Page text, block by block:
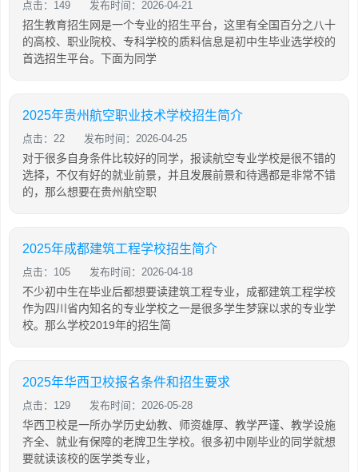
点击：149 发布时间：2026-04-21
招生教育招生网是一个专业的招生平台，这里有全国百分之八十
的高校、职业院校、专科学校的质料信息是初中生毕业选学校的
首选招生平台。下面为同学
2025年贵州航空职业技术学校招生简介
点击：22 发布时间：2026-04-25
对于很多自身条件比较好的同学，报读航空专业学校是很不错的
选择，不仅有好的就业前景，并且发展前景和待遇都是非常不错
的，那么想要在贵州航空职
2025年成都建筑工程学校招生简介
点击：105 发布时间：2026-04-18
不少初中生在毕业后都想要读建筑工程专业，成都建筑工程学校
作为四川省内知名的专业学校之一是很多学生梦寐以求的专业学
校。那么学校2019年的招生简
2025年华西卫校报名条件和招生要求
点击：129 发布时间：2026-05-28
华西卫校是一所办学历史幼教、师资雄厚、教学严谨、教学设施
齐全、就业有保障的老牌卫生学校。很多初中刚毕业的同学就想
要就读该校的医学类专业，